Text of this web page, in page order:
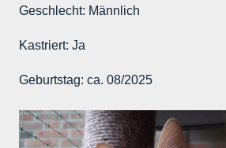
Geschlecht: Männlich
Kastriert: Ja
Geburtstag: ca. 08/2025